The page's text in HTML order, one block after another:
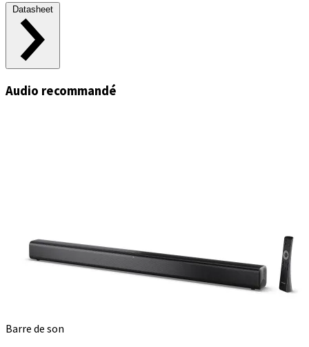
Datasheet
Audio recommandé
Barre de son